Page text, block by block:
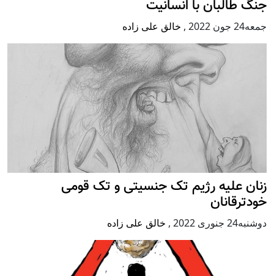
جنگ طالبان با انسانیت
جمعه24 جون 2022 , خالق علی زاده
زنان علیه رژيم تک جنسیتی و تک قومی
خودترقانان
دوشنبه24 جنوری 2022 , خالق علی زاده